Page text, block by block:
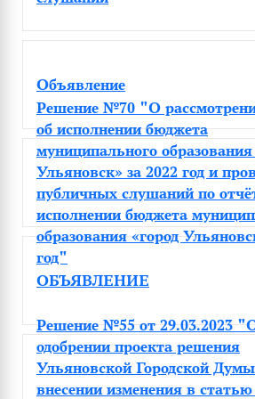
Объявление
Решение №70 "О
об исполнении бюджета
муниципального образования
Ульяновск» за 2022 год и
публичных слушаний по
исполнении бюджета
образования «город
год"
ОБЪЯВЛЕНИЕ
Решение №55 от 29.03.2023
одобрении проекта решения
Ульяновской Городской
внесении изменения в